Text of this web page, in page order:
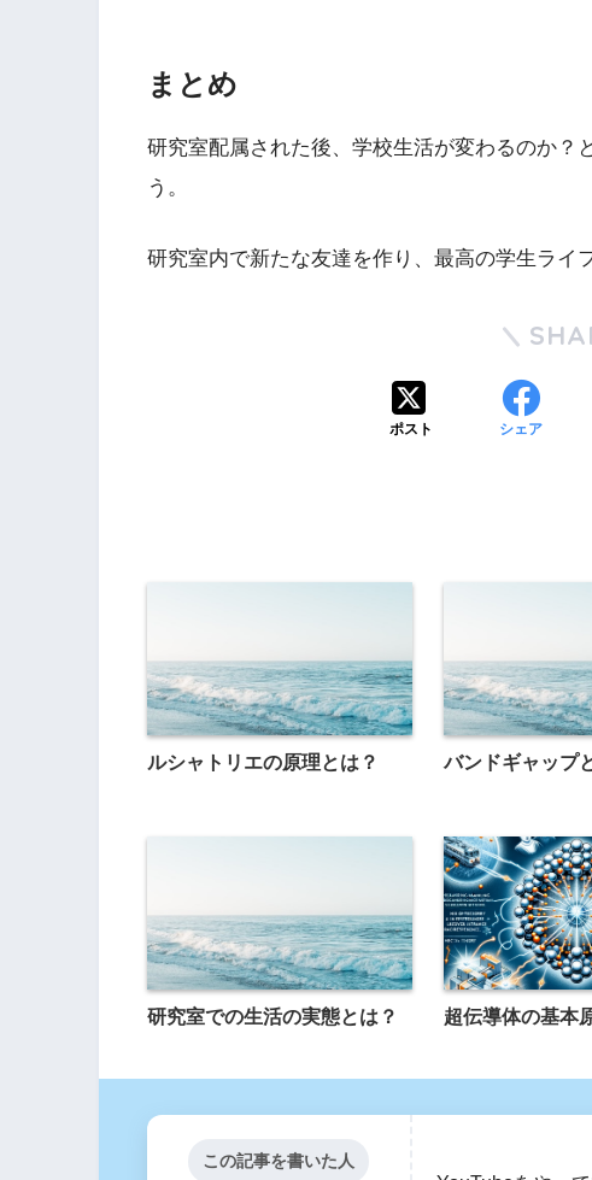
まとめ
研究室配属された後、学校生活が変わるのか？
う。
研究室内で新たな友達を作り、最高の学生ライ
ポスト シェア
ルシャトリエの原理とは？ バンドギャップ
研究室での生活の実態とは？ 超伝導体の基本
この記事を書いた人